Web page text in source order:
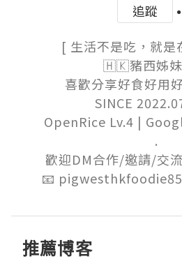
追蹤
[ 生活不是吃，就是
🇭🇰豬西姊妹
喜歡分享好食好用
SINCE
OpenRice Lv.4 |
.
歡迎DM合作/邀請/交
📧
推薦博客